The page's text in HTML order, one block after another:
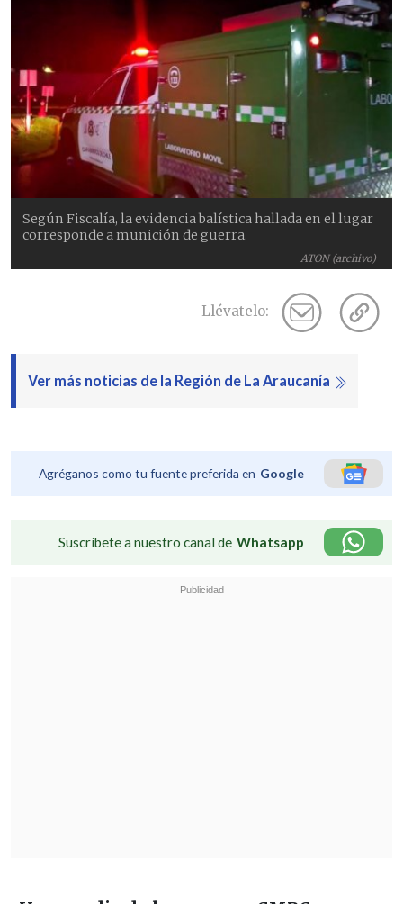
ATON (archivo)
Según Fiscalía, la evidencia balística hallada en el lugar
corresponde a munición de guerra.
Llévatelo:
Ver más noticias de la Región de La Araucanía
Agréganos como tu fuente preferida en Google
Suscríbete a nuestro canal de Whatsapp